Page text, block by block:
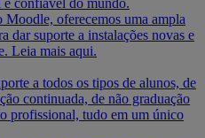
e confiável do mundo.
Moodle, oferecemos uma ampla
dar suporte a instalações novas e
Leia mais aqui.
a todos os tipos de alunos, de
continuada, de não graduação
profissional, tudo em um único